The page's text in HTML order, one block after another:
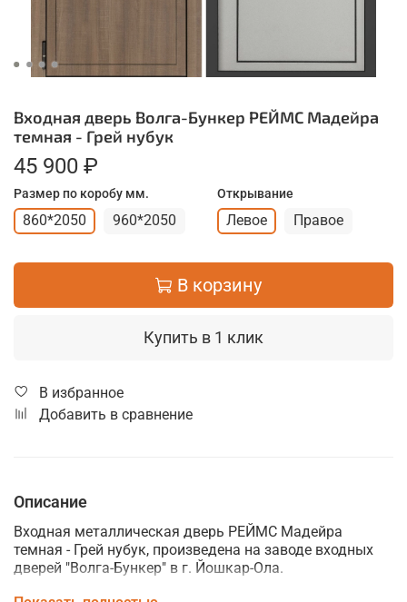
Входная дверь Волга-Бункер РЕЙМС Мадейра
темная - Грей нубук
45 900 ₽
Размер по коробу мм.
860*2050 960*2050
Открывание
Левое Правое
В корзину
Купить в 1 клик
В избранное
Добавить в сравнение
Описание
Входная металлическая дверь РЕЙМС Мадейра
темная - Грей нубук, произведена на заводе входных
дверей "Волга-Бункер" в г. Йошкар-Ола.